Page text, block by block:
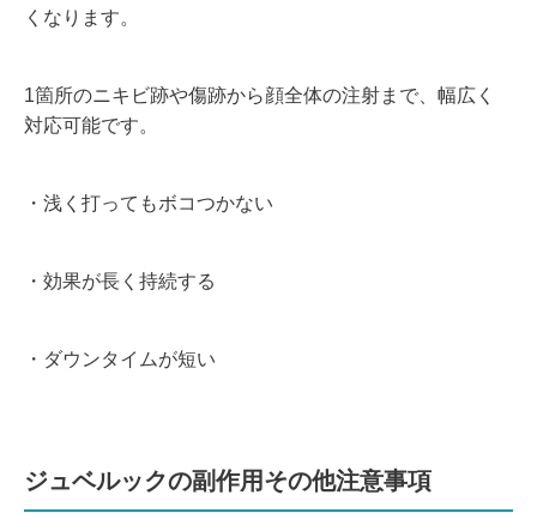
くなります。
1箇所のニキビ跡や傷跡から顔全体の注射まで、幅広く
対応可能です。
・浅く打ってもボコつかない
・効果が長く持続する
・ダウンタイムが短い
ジュベルックの副作用その他注意事項